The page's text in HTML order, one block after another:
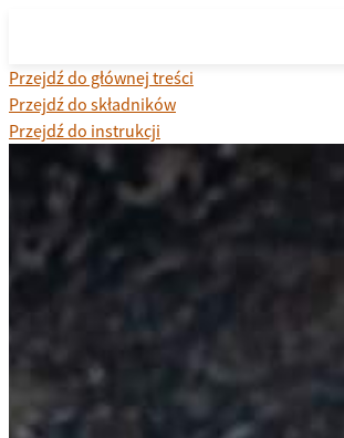
Przejdź do głównej treści
Przejdź do składników
Przejdź do instrukcji